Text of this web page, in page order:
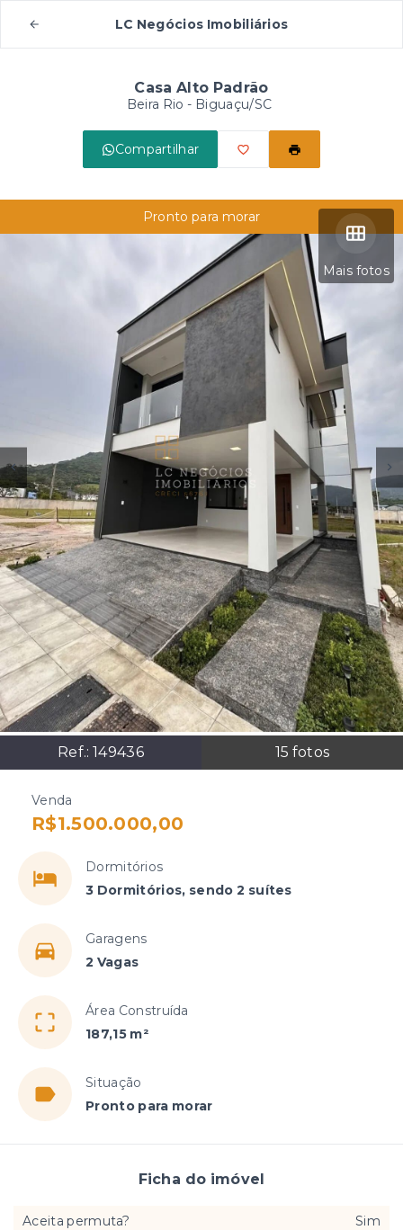
LC Negócios Imobiliários
Casa Alto Padrão
Beira Rio - Biguaçu/SC
Compartilhar
Mais fotos
Ref.:149436 15 fotos
Pronto para morar
Venda
R$1.500.000,00
Dormitórios
3 Dormitórios, sendo 2 suítes
Garagens
2 Vagas
Área Construída
187,15 m²
Situação
Pronto para morar
Ficha do imóvel
Aceita permuta?
Sim